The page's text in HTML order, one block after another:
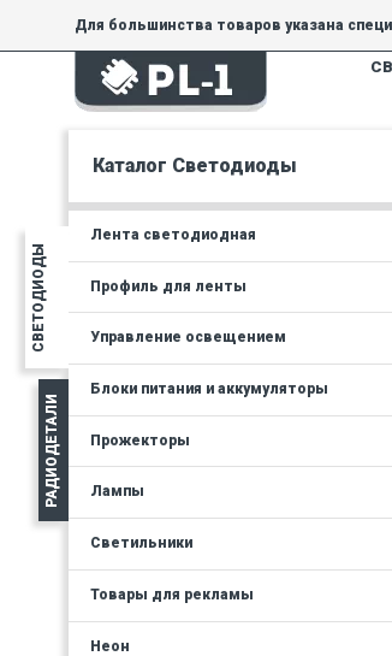
Для большинства товаров указана
товара.
На товары, купленные по специальной
СВЕТОДИОДЫ
РАДИОДЕТАЛИ
Каталог Светодиоды
Лента светодиодная
Профиль для ленты
Управление освещением
Блоки питания и аккумуляторы
Прожекторы
Лампы
Светильники
Товары для рекламы
Неон